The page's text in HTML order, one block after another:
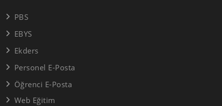
PBS
EBYS
Ekders
Personel E-Posta
Öğrenci E-Posta
Web Eğitim